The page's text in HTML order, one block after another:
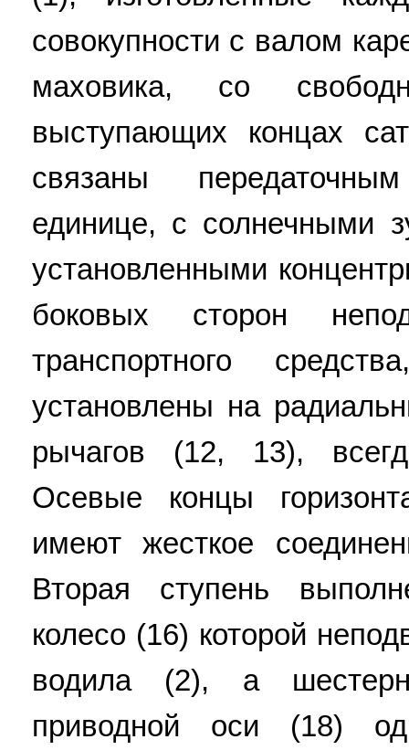
совокупности с валом
маховика, со
выступающих концах
связаны
единице, с солнечными
установленными
боковых сторон
транспортного
установлены на
рычагов (12, 13),
Осевые концы
имеют жесткое
Вторая ступень
колесо (16) которой
водила (2), а
приводной оси (18)